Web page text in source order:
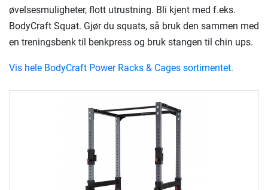
øvelsesmuligheter, flott utrustning. Bli kjent med f.eks.
BodyCraft Squat. Gjør du squats, så bruk den sammen med
en treningsbenk til benkpress og bruk stangen til chin ups.
Vis hele BodyCraft Power Racks & Cages sortimentet.